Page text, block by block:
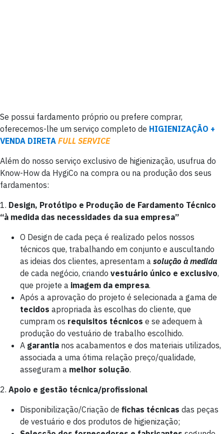
Se possui fardamento próprio ou prefere comprar,
oferecemos-lhe um serviço completo de HIGIENIZAÇÃO +
VENDA DIRETA FULL SERVICE
Além do nosso serviço exclusivo de higienização, usufrua do
Know-How da HygiCo na compra ou na produção dos seus
fardamentos:
1. Design, Protótipo e Produção de Fardamento Técnico
“à medida das necessidades da sua empresa”
O Design de cada peça é realizado pelos nossos
técnicos que, trabalhando em conjunto e auscultando
as ideias dos clientes, apresentam a solução à medida
de cada negócio, criando vestuário único e exclusivo,
que projete a imagem da empresa.
Após a aprovação do projeto é selecionada a gama de
tecidos apropriada às escolhas do cliente, que
cumpram os requisitos técnicos e se adequem à
produção do vestuário de trabalho escolhido.
A garantia nos acabamentos e dos materiais utilizados,
associada a uma ótima relação preço/qualidade,
asseguram a melhor solução.
2. Apoio e gestão técnica/profissional
Disponibilização/Criação de fichas técnicas das peças
de vestuário e dos produtos de higienização;